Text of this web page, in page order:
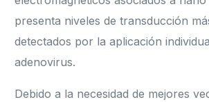
presenta niveles de transducción
detectados por la aplicación
adenovirus.
Debido a la necesidad de mejores